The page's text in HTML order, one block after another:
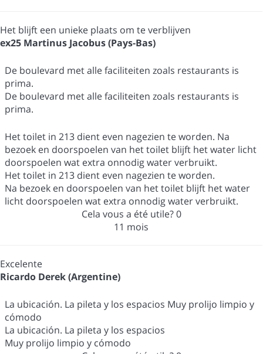
Het blijft een unieke plaats om te verblijven
ex25 Martinus Jacobus (Pays-Bas)
De boulevard met alle faciliteiten zoals restaurants is
prima.
De boulevard met alle faciliteiten zoals restaurants is
prima.
Het toilet in 213 dient even nagezien te worden. Na
bezoek en doorspoelen van het toilet blijft het water licht
doorspoelen wat extra onnodig water verbruikt.
Het toilet in 213 dient even nagezien te worden.
Na bezoek en doorspoelen van het toilet blijft het water
licht doorspoelen wat extra onnodig water verbruikt.
Cela vous a été utile?0
11 mois
Excelente
Ricardo Derek (Argentine)
La ubicación. La pileta y los espacios Muy prolijo limpio y
cómodo
La ubicación. La pileta y los espacios
Muy prolijo limpio y cómodo